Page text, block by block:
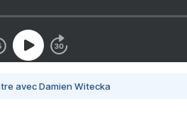
avec Damien Witecka